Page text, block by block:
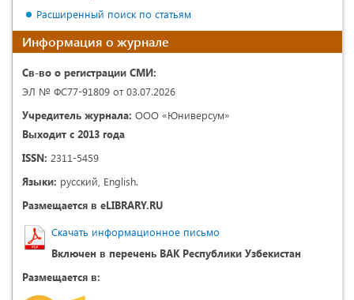
Расширенный поиск по статьям
Информация о журнале
Св-во о регистрации СМИ:
ЭЛ № ФС77-91809 от 03.07.2026
Учредитель журнала: ООО «Юниверсум»
Выходит с 2013 года
ISSN: 2311-5459
Языки: русский, English.
Размещается в eLIBRARY.RU
Скачать информационное письмо
Включен в перечень ВАК Республики Узбекистан
Размещается в: